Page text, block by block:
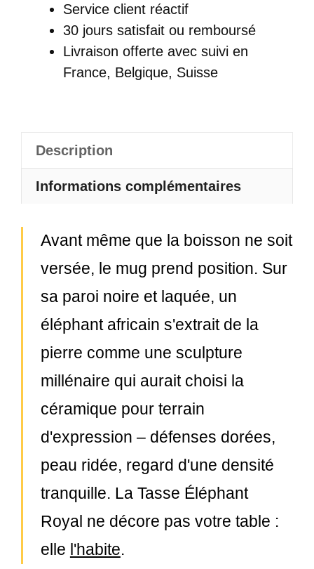
Service client réactif
30 jours satisfait ou remboursé
Livraison offerte avec suivi en
France, Belgique, Suisse
Description
Informations complémentaires
Avant même que la boisson ne soit
versée, le mug prend position. Sur
sa paroi noire et laquée, un
éléphant africain s'extrait de la
pierre comme une sculpture
millénaire qui aurait choisi la
céramique pour terrain
d'expression – défenses dorées,
peau ridée, regard d'une densité
tranquille. La Tasse Éléphant
Royal ne décore pas votre table :
elle l'habite.